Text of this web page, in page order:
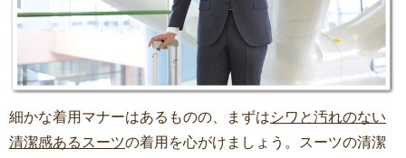
細かな着用マナーはあるものの、まずはシワと汚れのない
清潔感あるスーツの着用を心がけましょう。スーツの清潔